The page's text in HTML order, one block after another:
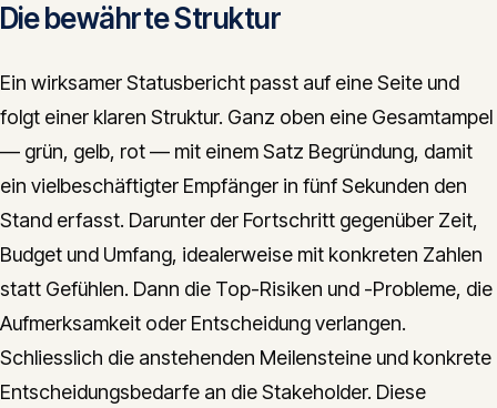
Die bewährte Struktur
Ein wirksamer Statusbericht passt auf eine Seite und
folgt einer klaren Struktur. Ganz oben eine Gesamtampel
— grün, gelb, rot — mit einem Satz Begründung, damit
ein vielbeschäftigter Empfänger in fünf Sekunden den
Stand erfasst. Darunter der Fortschritt gegenüber Zeit,
Budget und Umfang, idealerweise mit konkreten Zahlen
statt Gefühlen. Dann die Top-Risiken und -Probleme, die
Aufmerksamkeit oder Entscheidung verlangen.
Schliesslich die anstehenden Meilensteine und konkrete
Entscheidungsbedarfe an die Stakeholder. Diese